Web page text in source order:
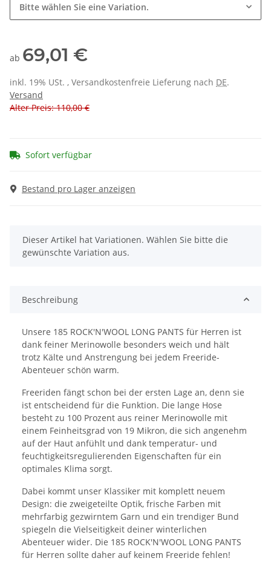
Bitte wählen Sie eine Variation.
ab 69,01 €
inkl. 19% USt. , Versandkostenfreie Lieferung nach DE.
Versand
Alter Preis: 110,00 €
Sofort verfügbar
Bestand pro Lager anzeigen
x
Dieser Artikel hat Variationen. Wählen Sie bitte die
gewünschte Variation aus.
Beschreibung
Unsere 185 ROCK'N'WOOL LONG PANTS für Herren ist
dank feiner Merinowolle besonders weich und hält
trotz Kälte und Anstrengung bei jedem Freeride-
Abenteuer schön warm.
Freeriden fängt schon bei der ersten Lage an, denn sie
ist entscheidend für die Funktion. Die lange Hose
besteht zu 100 Prozent aus reiner Merinowolle mit
einem Feinheitsgrad von 19 Mikron, die sich angenehm
auf der Haut anfühlt und dank temperatur- und
feuchtigkeitsregulierenden Eigenschaften für ein
optimales Klima sorgt.
Dabei kommt unser Klassiker mit komplett neuem
Design: die zweigeteilte Optik, frische Farben mit
mehrfarbig gezwirntem Garn und ein trendiger Bund
spiegeln die Vielseitigkeit deiner winterlichen
Abenteuer wider. Die 185 ROCK'N'WOOL LONG PANTS
für Herren sollte daher auf keinem Freeride fehlen!